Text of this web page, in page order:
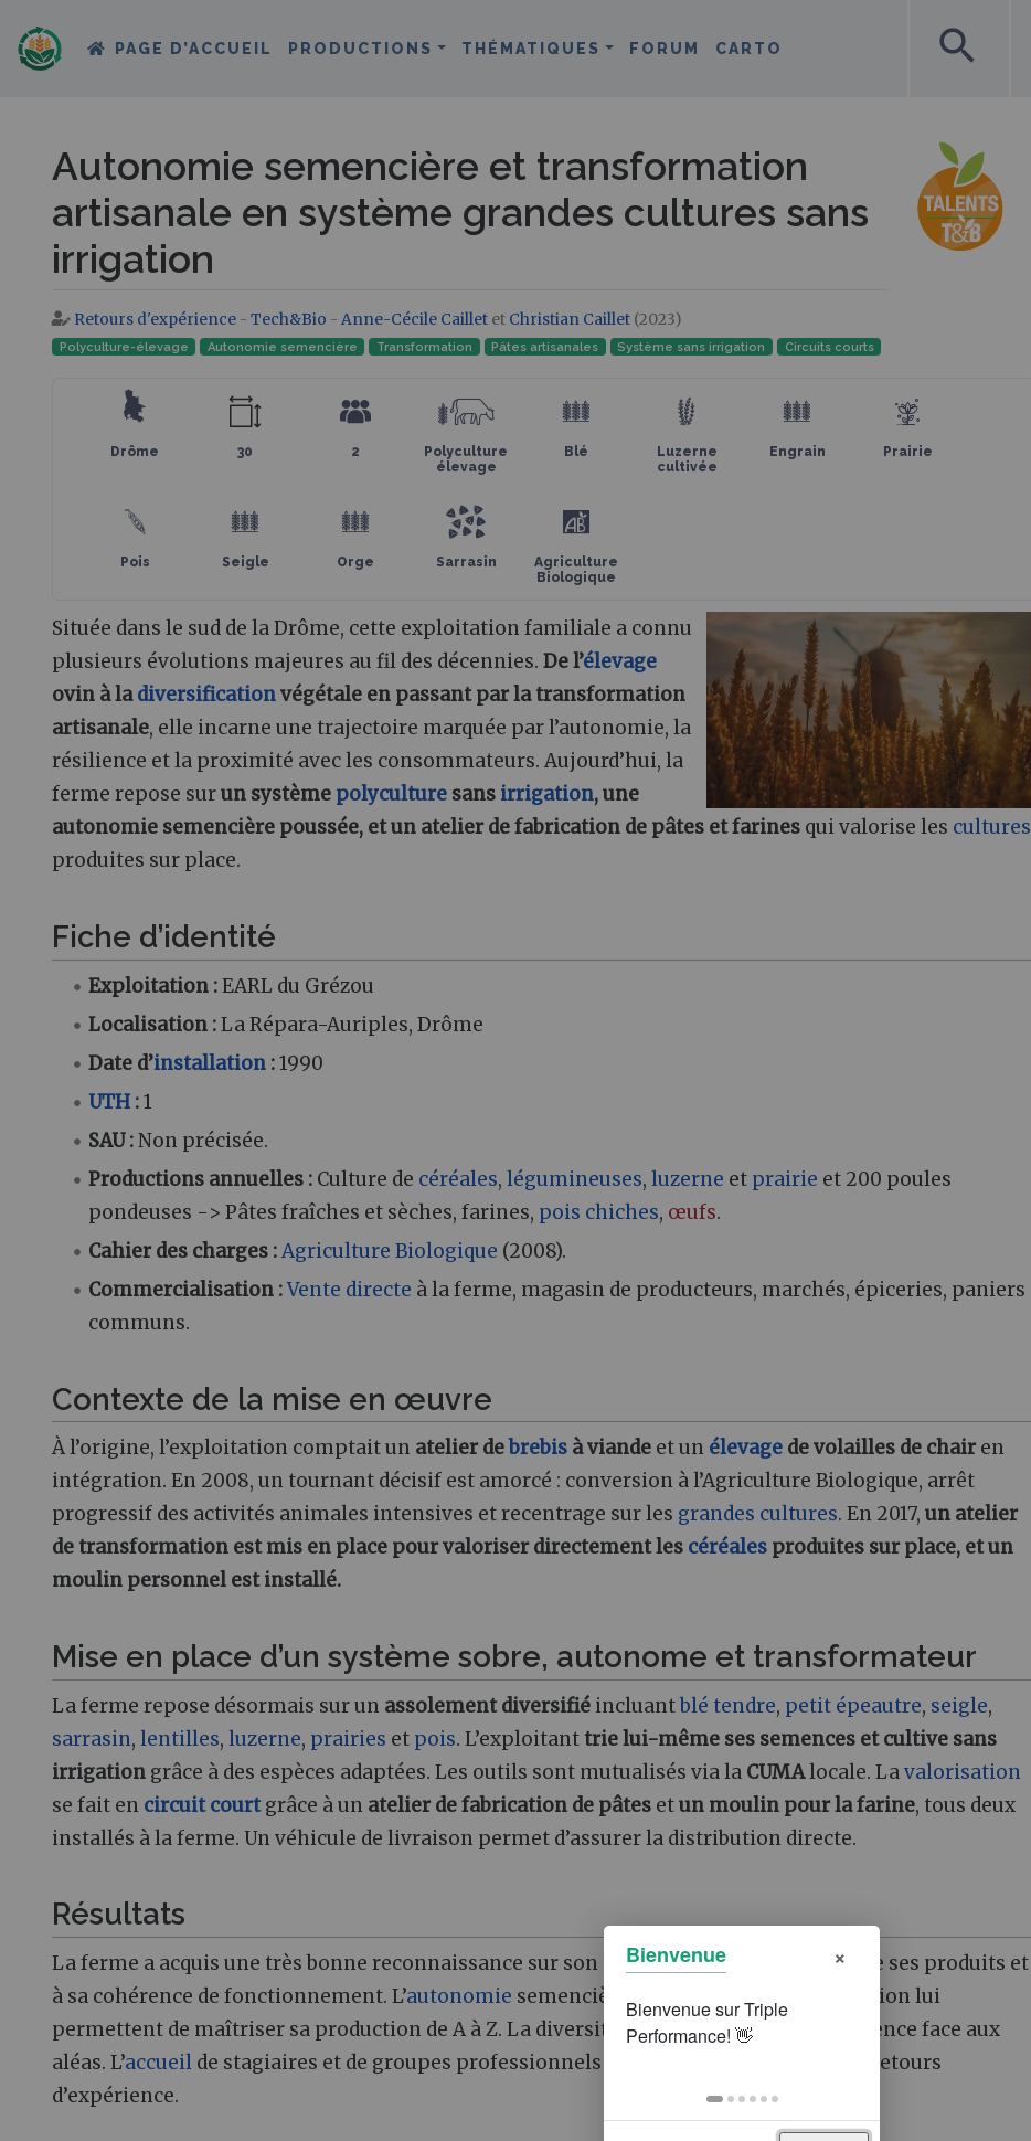
PAGE D’ACCUEIL PRODUCTIONS THÉMATIQUES FORUM CARTO search
Autonomie semencière et transformation
artisanale en système grandes cultures sans
irrigation
Aller à :navigation,rechercher
Retours d'expérience - Tech&Bio - Anne-Cécile Caillet et Christian Caillet (2023)
Polyculture-élevage Autonomie semencière Transformation Pâtes artisanales Système sans irrigation Circuits courts
Drôme 30 2
Polyculture
élevage
Blé
Luzerne
cultivée
Engrain Prairie
Pois Seigle Orge Sarrasin
Agriculture
Biologique
Située dans le sud de la Drôme, cette exploitation familiale a connu
plusieurs évolutions majeures au fil des décennies. De l’élevage
ovin à ladiversificationvégétale en passant par la transformation
artisanale, elle incarne une trajectoire marquée par l’autonomie, la
résilience et la proximité avec les consommateurs. Aujourd’hui, la
ferme repose surun système polyculture sans irrigation, une
autonomie semencière poussée, et un atelier de fabrication de pâtes et farines qui valorise les cultures
produites sur place.
Fiche d’identité
Exploitation :EARL du Grézou
Localisation :La Répara-Auriples, Drôme
Date d’installation :1990
UTH :1
SAU :Non précisée.
Productions annuelles : Culture de céréales,légumineuses,luzerne et prairie et 200 poules
pondeuses -> Pâtes fraîches et sèches, farines, pois chiches, œufs.
Cahier des charges :Agriculture Biologique (2008).
Commercialisation :Vente directe à la ferme, magasin de producteurs, marchés, épiceries, paniers
communs.
Contexte de la mise en œuvre
À l’origine, l’exploitation comptait un atelier debrebis à viande et un élevage de volailles de chair en
intégration. En 2008, un tournant décisif est amorcé : conversion à l’Agriculture Biologique, arrêt
progressif des activités animales intensives et recentrage sur les grandes cultures. En 2017, un atelier
de transformation est mis en place pour valoriser directement les céréales produites sur place, et un
moulin personnel est installé.
Mise en place d’un système sobre, autonome et transformateur
La ferme repose désormais sur un assolement diversifié incluantblé tendre, petit épeautre, seigle,
sarrasin, lentilles, luzerne, prairies et pois. L’exploitant trie lui-même ses semences et cultive sans
irrigation grâce à des espèces adaptées. Les outils sont mutualisés via la CUMAlocale. Lavalorisation
se fait en circuit courtgrâce à un atelier de fabrication de pâtes etun moulin pour la farine, tous deux
installés à la ferme. Un véhicule de livraison permet d’assurer la distribution directe.
Résultats
La ferme a acquis une très bonne reconnaissance sur son territoire grâce à la qualité de ses produits et
à sa cohérence de fonctionnement. L’autonomie semencière et l’atelier de transformation lui
permettent de maîtriser sa production de A à Z. La diversité culturale assure une résilience face aux
aléas. L’accueil de stagiaires et de groupes professionnels enrichit les échanges et les retours
d’expérience.
Bienvenue ×